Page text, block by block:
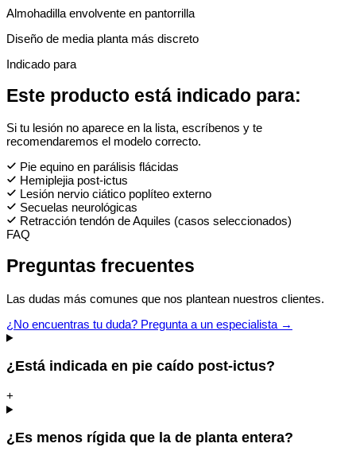
Almohadilla envolvente en pantorrilla
Diseño de media planta más discreto
Indicado para
Este producto está indicado para:
Si tu lesión no aparece en la lista, escríbenos y te
recomendaremos el modelo correcto.
Pie equino en parálisis flácidas
Hemiplejia post-ictus
Lesión nervio ciático poplíteo externo
Secuelas neurológicas
Retracción tendón de Aquiles (casos seleccionados)
FAQ
Preguntas frecuentes
Las dudas más comunes que nos plantean nuestros clientes.
¿No encuentras tu duda? Pregunta a un especialista →
¿Está indicada en pie caído post-ictus?
+
¿Es menos rígida que la de planta entera?